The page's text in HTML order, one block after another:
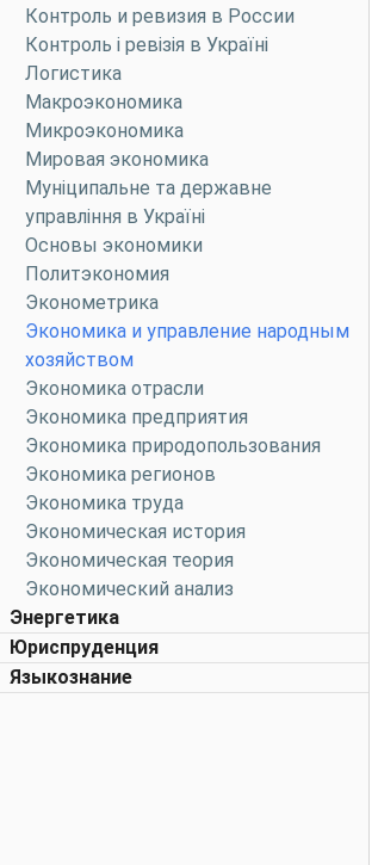
Контроль и ревизия в России
Контроль і ревізія в Україні
Логистика
Макроэкономика
Микроэкономика
Мировая экономика
Муніципальне та державне
управління в Україні
Основы экономики
Политэкономия
Эконометрика
Экономика и управление народным
хозяйством
Экономика отрасли
Экономика предприятия
Экономика природопользования
Экономика регионов
Экономика труда
Экономическая история
Экономическая теория
Экономический анализ
Энергетика
Юриспруденция
Языкознание